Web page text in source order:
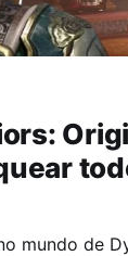
mundo de